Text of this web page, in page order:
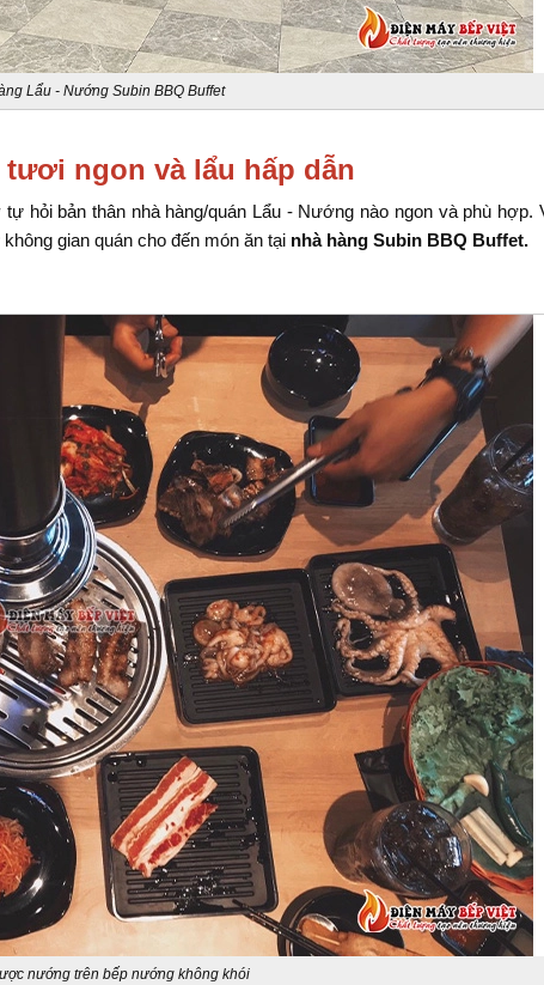
Lẩu - Nướng Subin BBQ Buffet
ngon và lẩu hấp dẫn
hỏi bản thân nhà hàng/quán Lẩu - Nướng nào ngon và phù hợp.
gian quán cho đến món ăn tạinhà hàng Subin BBQ Buffet.
nướng trên bếp nướng không khói